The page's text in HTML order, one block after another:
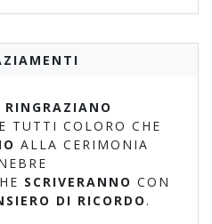
RINGRAZIANO
TUTTI COLORO CHE
ALLA CERIMONIA
SCRIVERANNO CON
DI RICORDO .